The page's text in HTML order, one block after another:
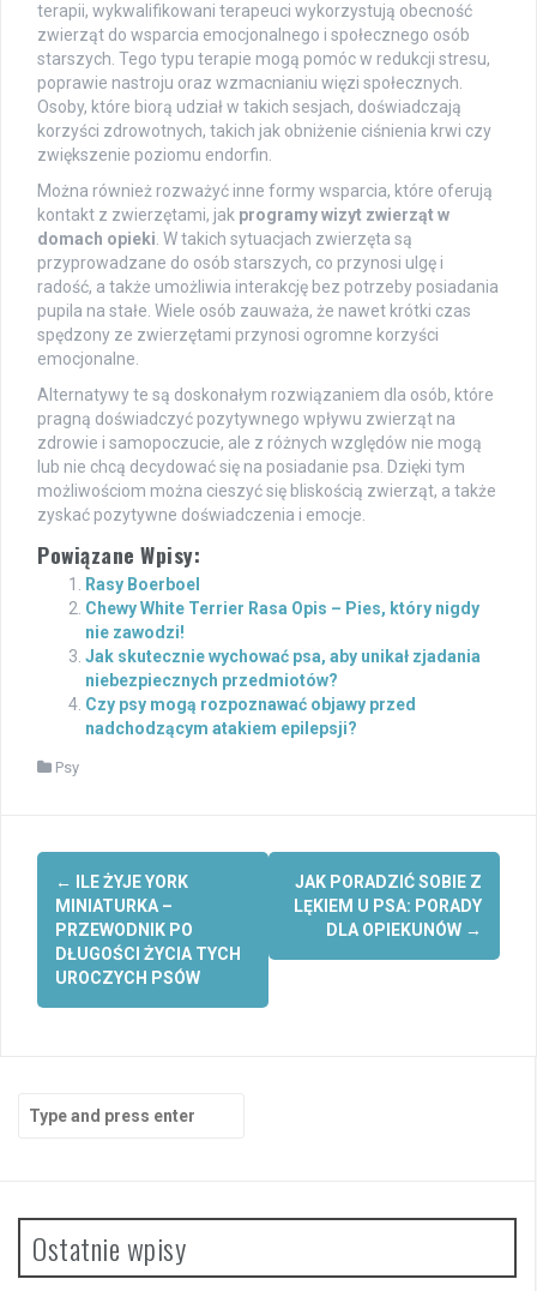
terapii, wykwalifikowani terapeuci wykorzystują obecność
zwierząt do wsparcia emocjonalnego i społecznego osób
starszych. Tego typu terapie mogą pomóc w redukcji stresu,
poprawie nastroju oraz wzmacnianiu więzi społecznych.
Osoby, które biorą udział w takich sesjach, doświadczają
korzyści zdrowotnych, takich jak obniżenie ciśnienia krwi czy
zwiększenie poziomu endorfin.
Można również rozważyć inne formy wsparcia, które oferują
kontakt z zwierzętami, jak programy wizyt zwierząt w
domach opieki. W takich sytuacjach zwierzęta są
przyprowadzane do osób starszych, co przynosi ulgę i
radość, a także umożliwia interakcję bez potrzeby posiadania
pupila na stałe. Wiele osób zauważa, że nawet krótki czas
spędzony ze zwierzętami przynosi ogromne korzyści
emocjonalne.
Alternatywy te są doskonałym rozwiązaniem dla osób, które
pragną doświadczyć pozytywnego wpływu zwierząt na
zdrowie i samopoczucie, ale z różnych względów nie mogą
lub nie chcą decydować się na posiadanie psa. Dzięki tym
możliwościom można cieszyć się bliskością zwierząt, a także
zyskać pozytywne doświadczenia i emocje.
Powiązane Wpisy:
Rasy Boerboel
Chewy White Terrier Rasa Opis – Pies, który nigdy
nie zawodzi!
Jak skutecznie wychować psa, aby unikał zjadania
niebezpiecznych przedmiotów?
Czy psy mogą rozpoznawać objawy przed
nadchodzącym atakiem epilepsji?
Psy
Post
navigation
←
ILE ŻYJE YORK
MINIATURKA –
PRZEWODNIK PO
DŁUGOŚCI ŻYCIA TYCH
UROCZYCH PSÓW
JAK PORADZIĆ SOBIE Z
LĘKIEM U PSA: PORADY
DLA OPIEKUNÓW →
Search
for:
Ostatnie wpisy